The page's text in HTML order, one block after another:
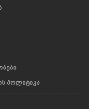
ᲞᲝᲚᲘᲢᲘᲙᲐ